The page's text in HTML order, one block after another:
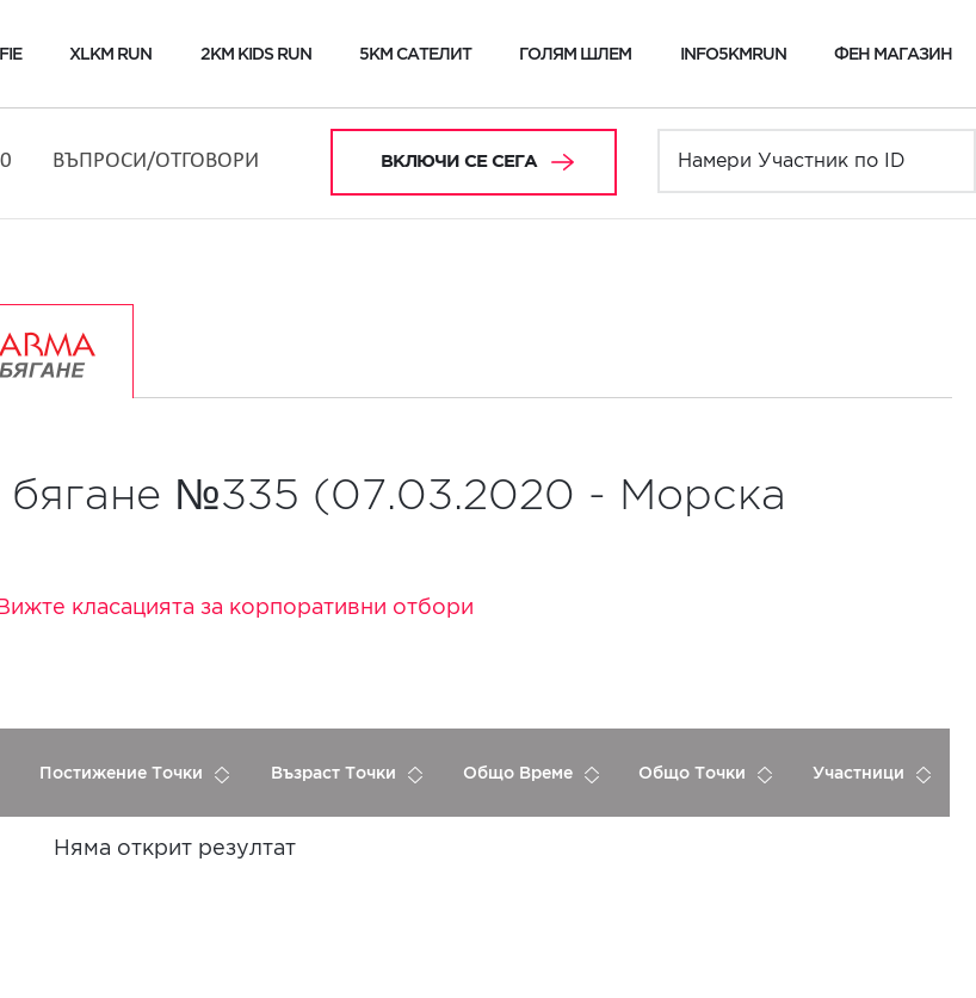
XLKM RUN 2KM KIDS RUN 5KM САТЕЛИТ ГОЛЯМ ШЛЕМ INFO5KMRUN ФЕН МАГАЗИН
ВЪПРОСИ/ОТГОВОРИ ВКЛЮЧИ СЕ СЕГА
бягане №335 (07.03.2020 - Морска
Вижте класацията за корпоративни отбори
Постижение Точки Възраст Точки Общо Време Общо Точки Участници
Няма открит резултат